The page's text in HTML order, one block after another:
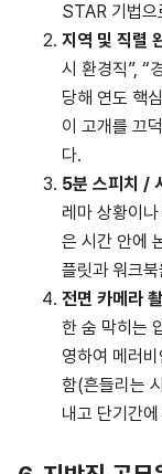
STAR 기법으
지역 및 직렬
시 환경직”, “
당해 연도 핵
이 고개를 끄
다.
5분 스피치 /
레마 상황이
은 시간 안에
플릿과 워크
전면 카메라
한 숨 막히는
영하여 메러
함(흔들리는
내고 단기간